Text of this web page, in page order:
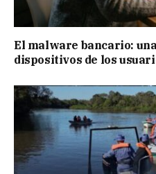
El malware bancario:
dispositivos de los